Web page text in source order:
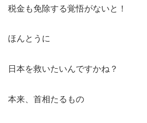
税金も免除する覚悟がないと！
ほんとうに
日本を救いたいんですかね？
本来、首相たるもの